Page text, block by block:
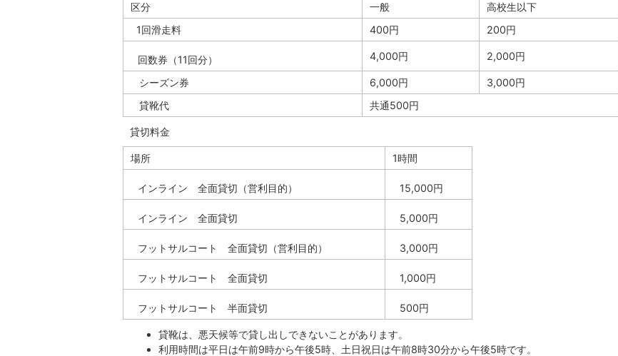
区分 一般
高校生以下
1回滑走料
400円 200円
回数券（11回分） 4,000円 2,000円
シーズン券 6,000円
3,000円
貸靴代
共通500円
貸切料金
場所 1時間
インライン 全面貸切（営利目的） 15,000円
インライン 全面貸切 5,000円
フットサルコート 全面貸切（営利目的） 3,000円
フットサルコート 全面貸切 1,000円
フットサルコート 半面貸切 500円
貸靴は、悪天候等で貸し出しできないことがあります。
利用時間は平日は午前9時から午後5時、土日祝日は午前8時30分から午後5時です。